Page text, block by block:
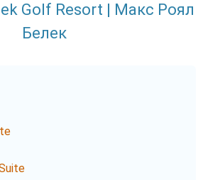
Golf Resort | Макс Роял
Белек